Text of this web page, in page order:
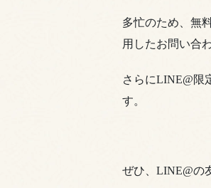
多忙のため、無
用したお問い合
さらにLINE@限
す。
ぜひ、LINE@の